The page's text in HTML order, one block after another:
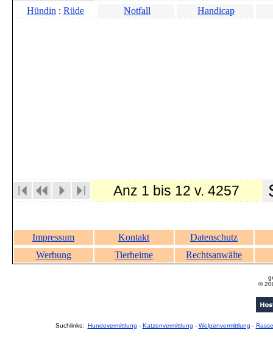
Hündin : Rüde Notfall Handicap
Anz 1 bis 12 v. 4257
Impressum Kontakt
Datenschutz
Werbung
Tierheime Rechtsanwälte
©
Suchlinks: Hundevermittlung - Katzenvermittlung - Welpenvermittlung -